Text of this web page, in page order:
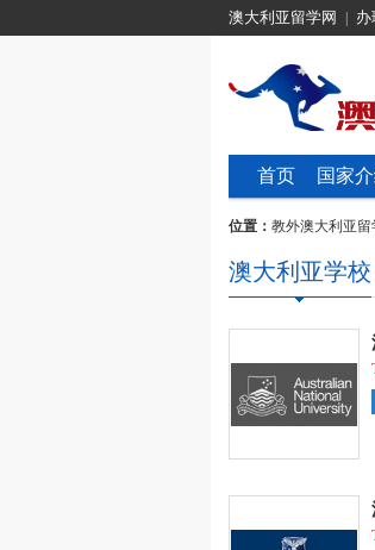
澳大利亚留学网 办
首页 国家
位置： 教外澳大利亚留
澳大利亚学校